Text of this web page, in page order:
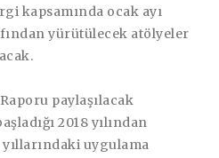
kapsamında ocak ayı
yürütülecek atölyeler
paylaşılacak
2018 yılından
uygulama